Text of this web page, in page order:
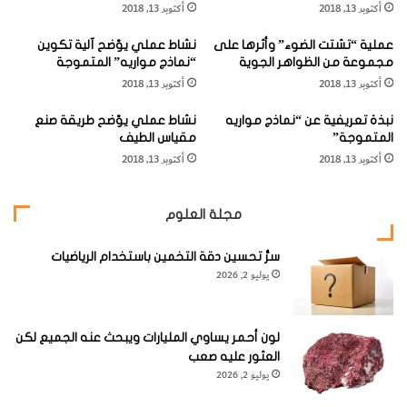
أنواع مُشابهة: الهازجة الصفراء الجبليّة (Mountain Yellow-
Warbler Iduna similis) والهازجة الصّفراء النحيلة المنقار
Bar-throated Apalis
الاسم العلمي:
Apalis thoracica، فصيلة الفضِّية
(
Cisticolidae )، الطول 12-13 سم / 5,4-5 بوصات.
ة
ل
ق
صَ
ا
ل
أ
ي
ق
"
ق
ر
أ
ح
ر
ا
ل
ه
"
ا
ل
صّ
أكتوبر 13, 2018 أكتوبر 13, 2018
عملية “تشتت الضوء” وأثرها على
مجموعة من الظواهر الجوية
أكتوبر 13, 2018
نشاط عملي يوّضح آلية تكوين
“نماذج مواريه” المتموجة
أكتوبر 13, 2018
نبذة تعريفية عن “نماذج مواريه
المتموجة”
أكتوبر 13, 2018
نشاط عملي يوّضح طريقة صنع
مقياس الطيف
أكتوبر 13, 2018
مجلة العلوم
سرُّ تحسين دقة التخمين باستخدام الرياضيات
يوليو 2, 2026
لون أحمر يساوي المليارات ويبحث عنه الجميع لكن
العثور عليه صعب
يوليو 2, 2026